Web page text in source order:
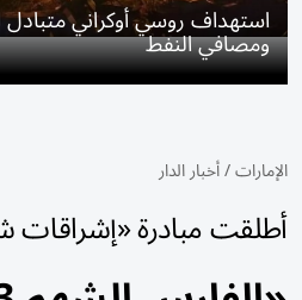
استهداف روسي أوكراني
ومصافي النفط
الإمارات/أخبار الدار
أطلقت مبادرة «إشراقات